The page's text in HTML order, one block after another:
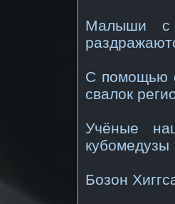
Малыши с
С помощью
свалок
Учёные
кубомедузы
Бозон